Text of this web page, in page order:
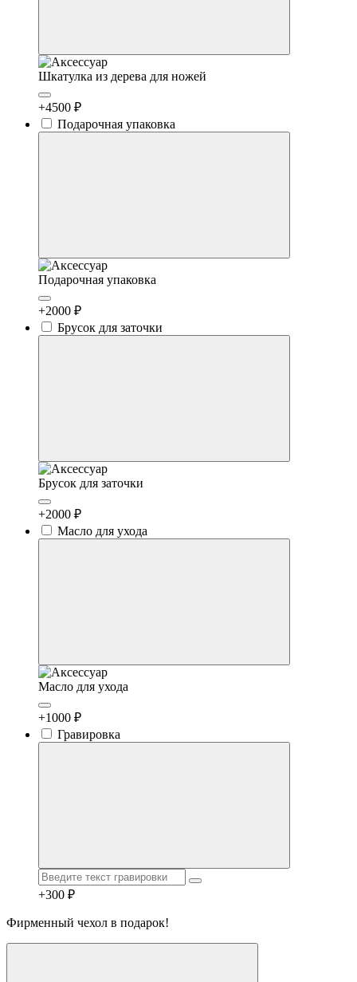
Шкатулка из дерева для ножей
+4500 ₽
Подарочная упаковка
Подарочная упаковка
+2000 ₽
Брусок для заточки
Брусок для заточки
+2000 ₽
Масло для ухода
Масло для ухода
+1000 ₽
Гравировка
+300 ₽
Фирменный чехол в подарок!